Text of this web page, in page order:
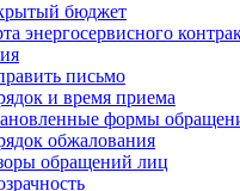
бюджет
энергосервисного
письмо
и время приема
формы
обжалования
обращений лиц